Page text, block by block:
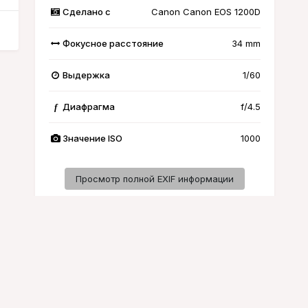
Сделано с Canon Canon EOS 1200D
Фокусное расстояние 34 mm
Выдержка 1/60
f Диафрагма f/4.5
Значение ISO 1000
Просмотр полной EXIF информации